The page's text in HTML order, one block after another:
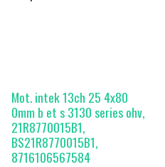
Mot. intek 13ch 25 4x80
0mm b et s 3130 series ohv,
21R8770015B1,
BS21R8770015B1,
8716106567584